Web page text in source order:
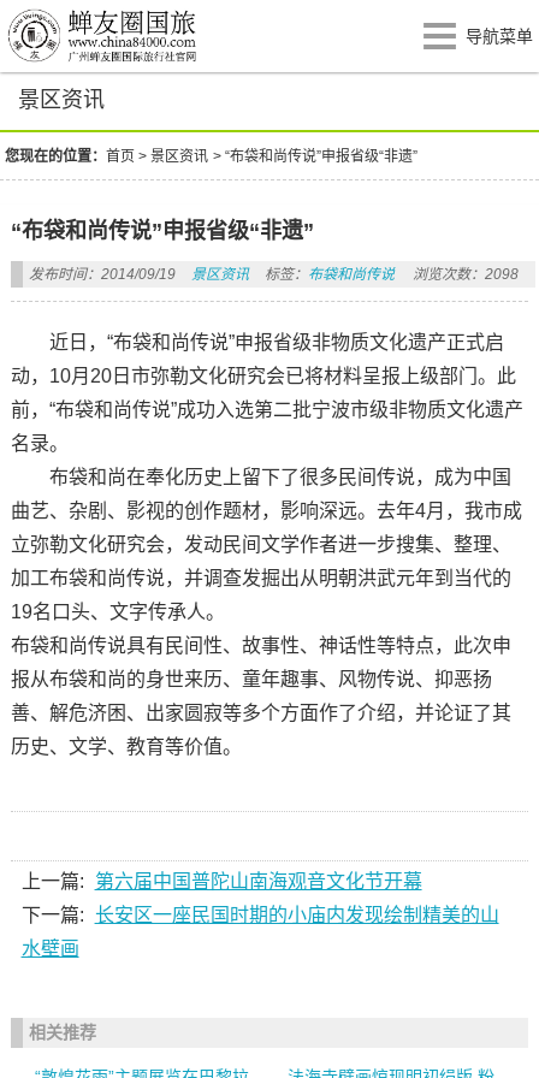
导航菜单
景区资讯
您现在的位置：首页 >景区资讯 >“布袋和尚传说”申报省级“非遗”
“布袋和尚传说”申报省级“非遗”
发布时间：2014/09/19 景区资讯 标签： 布袋和尚传说 浏览次数：2098
近日，“布袋和尚传说”申报省级非物质文化遗产正式启
动，10月20日市弥勒文化研究会已将材料呈报上级部门。此
前，“布袋和尚传说”成功入选第二批宁波市级非物质文化遗产
名录。
布袋和尚在奉化历史上留下了很多民间传说，成为中国
曲艺、杂剧、影视的创作题材，影响深远。去年4月，我市成
立弥勒文化研究会，发动民间文学作者进一步搜集、整理、
加工布袋和尚传说，并调查发掘出从明朝洪武元年到当代的
19名口头、文字传承人。
布袋和尚传说具有民间性、故事性、神话性等特点，此次申
报从布袋和尚的身世来历、童年趣事、风物传说、抑恶扬
善、解危济困、出家圆寂等多个方面作了介绍，并论证了其
历史、文学、教育等价值。
上一篇:
第六届中国普陀山南海观音文化节开幕
下一篇: 长安区一座民国时期的小庙内发现绘制精美的山
水壁画
相关推荐